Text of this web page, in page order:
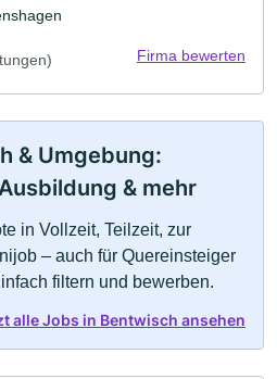
Firma bewerten
& Umgebung:
& mehr
in Vollzeit, Teilzeit, zur
– auch für Quereinsteiger
filtern und bewerben.
alle Jobs in Bentwisch ansehen